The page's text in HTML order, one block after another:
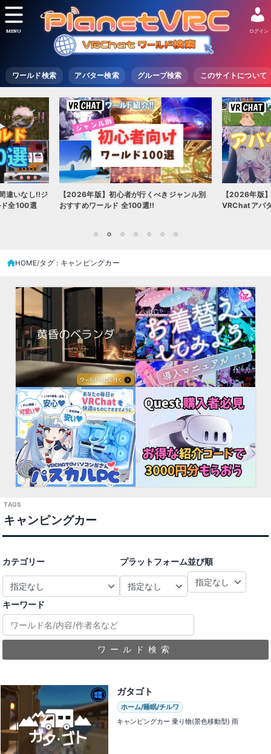
ワールド検索 アバター検索 グループ検索 このサイトについて
ログイン
MENU
違いなし!!ジ
全100選
【2026年版】初心者が行くべきジャンル別
おすすめワールド 全100選!!
【2026年版
VRChatアバ
HOME タグ : キャンピングカー
キャンピングカー
カテゴリー プラットフォーム並び順
キーワード
ワールド検索
ガタゴト
ホーム/睡眠/チルワ
キャンピングカー 乗り物(景色移動型) 雨